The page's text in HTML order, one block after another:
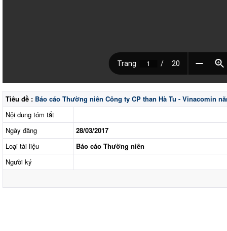
Tiêu đề : Báo cáo Thường niên Công ty CP than Hà Tu - Vinacomin
Nội dung tóm tắt
Ngày đăng
28/03/2017
Loại tài liệu
Báo cáo Thường niên
Người ký